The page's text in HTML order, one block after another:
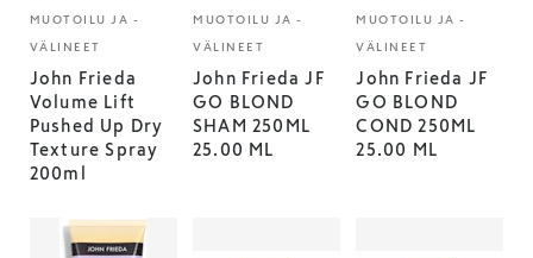
MUOTOILU JA -
VÄLINEET
John Frieda
Volume Lift
Pushed Up Dry
Texture Spray
200ml
MUOTOILU JA -
VÄLINEET
John Frieda JF
GO BLOND
SHAM 250ML
25.00 ML
MUOTOILU JA -
VÄLINEET
John Frieda JF
GO BLOND
COND 250ML
25.00 ML